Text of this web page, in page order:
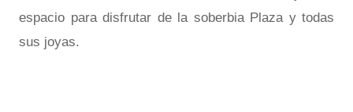
espacio para disfrutar de la soberbia Plaza y todas
sus joyas.